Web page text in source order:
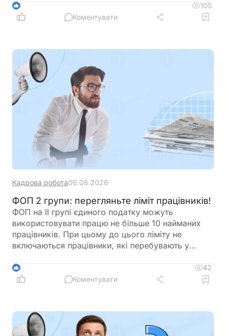
нових правил щодо підтвердження страхового
стажу та призначення пенсій
3
105
Коментувати
Кадрова робота06.08.2026
ФОП 2 групи: перегляньте ліміт працівників!
ФОП на ІІ групі єдиного податку можуть
використовувати працю не більше 10 найманих
працівників. При цьому до цього ліміту не
включаються працівники, які перебувають у
відпустці для догляду за дитиною. Перед
оформленням нового працівника варто
3
42
Коментувати